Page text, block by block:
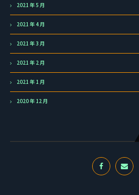
2021 年 5 月
2021 年 4 月
2021 年 3 月
2021 年 2 月
2021 年 1 月
2020 年 12 月